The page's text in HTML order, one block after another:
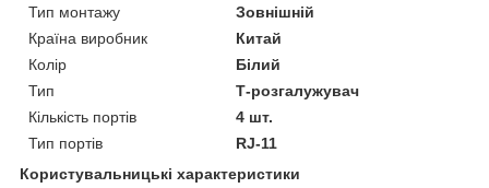
Тип монтажу
Зовнішній
Країна виробник
Китай
Колір
Білий
Тип
Т-розгалужувач
Кількість портів
4 шт.
Тип портів
RJ-11
Користувальницькі характеристики